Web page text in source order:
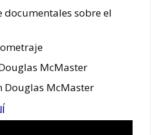
documentales sobre el
McMaster
McMaster